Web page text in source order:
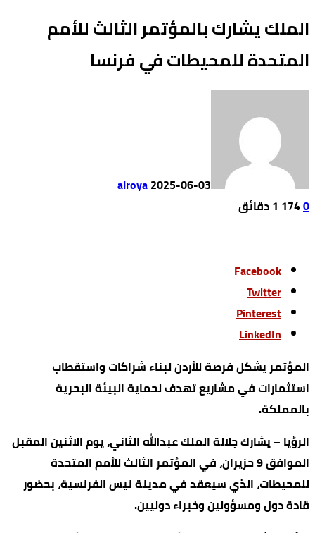
الملك يشارك بالمؤتمر الثالث للأمم
المتحدة للمحيطات في فرنسا
alroya2025-06-03
0
174 1 ‫دقائق‬
Facebook
Twitter
Pinterest
LinkedIn
المؤتمر يشكل فرصة للأردن لبناء شراكات واستقطاب
استثمارات في مشاريع تهدف لحماية البيئة البحرية
بالمملكة.
الرؤيا – يشارك جلالة الملك عبدالله الثاني، يوم الاثنين المقبل
الموافق 9 حزيران، في المؤتمر الثالث للأمم المتحدة
للمحيطات، الذي سيعقد في مدينة نيس الفرنسية، بحضور
قادة دول ومسؤولين وخبراء دوليين.